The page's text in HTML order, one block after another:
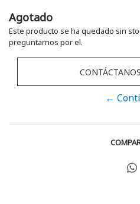
Agotado
Este producto se ha quedado sin
preguntarnos por el.
CONTÁCTANOS
←